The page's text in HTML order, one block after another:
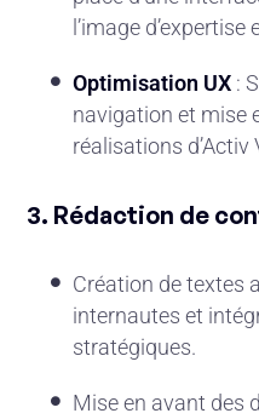
l’image
Optimisation UX :
navigation et mise
réalisations d’Activ
3. Rédaction de
Création de textes
internautes et
stratégiques.
Mise en avant des